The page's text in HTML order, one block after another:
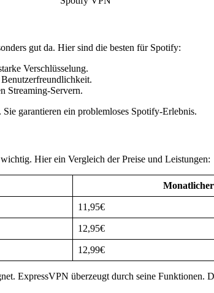
gut da. Hier sind die besten für Spotify:
Verschlüsselung.
Streaming-Servern.
garantieren ein problemloses Spotify-Erlebnis.
wichtig. Hier ein Vergleich der Preise und Leistungen:
11,95€
12,95€
12,99€
ExpressVPN überzeugt durch seine Funktionen.